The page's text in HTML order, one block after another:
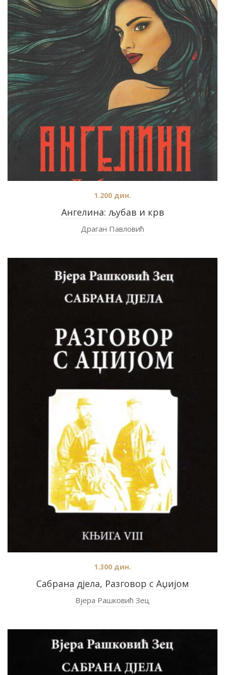
Ангелина: љубав и крв
1.200 дин.
Драган Павловић
Сабрана дјела, Разговор с Аџијом
1.300 дин.
Вјера Рашковић Зец